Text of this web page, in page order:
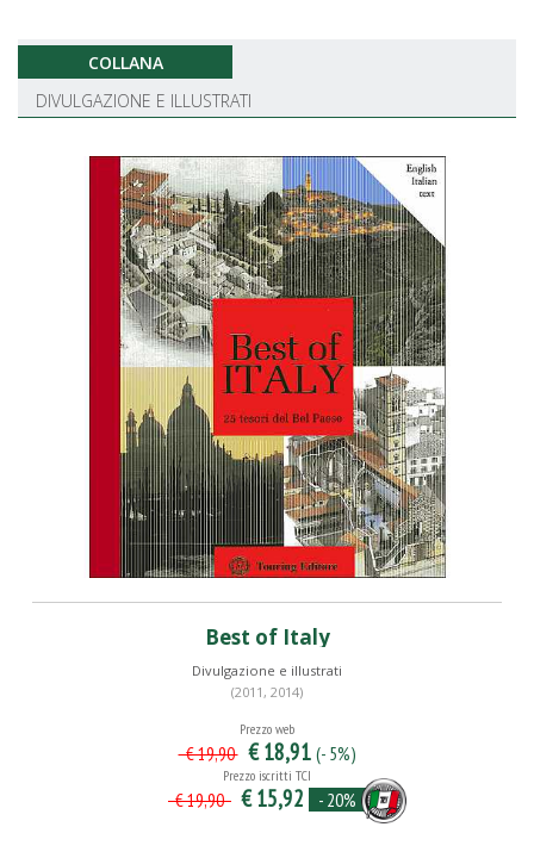
COLLANA
DIVULGAZIONE E ILLUSTRATI
Best of Italy
Divulgazione e illustrati
(2011, 2014)
Prezzo web
€ 19,90 € 18,91 (- 5%)
Prezzo iscritti TCI
€ 19,90 € 15,92 - 20%